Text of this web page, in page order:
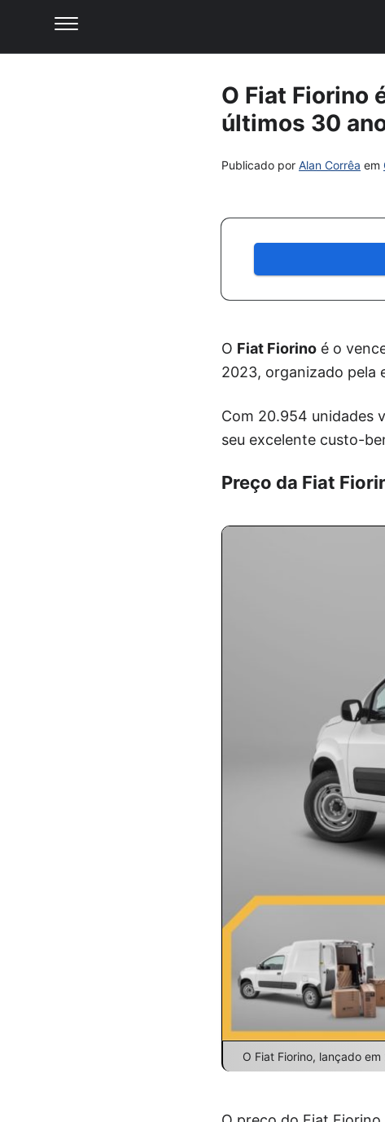
O Fiat Fiorino
últimos 30
Publicado por Alan Corrêa em
O Fiat Fiorino é o
2023, organizado pela
Com 20.954 unidades
seu excelente custo-
Preço da Fiat
O Fiat Fiorino, lançado